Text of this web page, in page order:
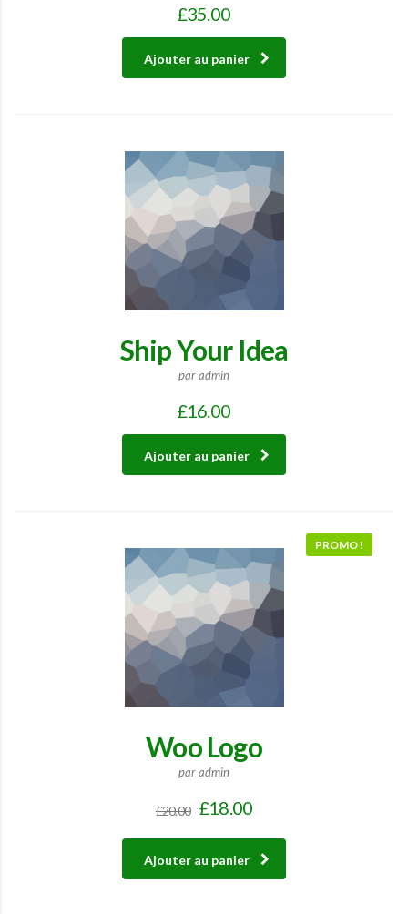
£35.00
Ajouter au panier
Ship Your Idea
par admin
£16.00
Ajouter au panier
PROMO !
Woo Logo
par admin
£20.00 £18.00
Ajouter au panier